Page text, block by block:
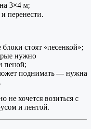
3×4 м;
перенести.
стоят «лесенкой»;
нужно
пеной;
поднимать — нужна
не хочется возиться с
и лентой.